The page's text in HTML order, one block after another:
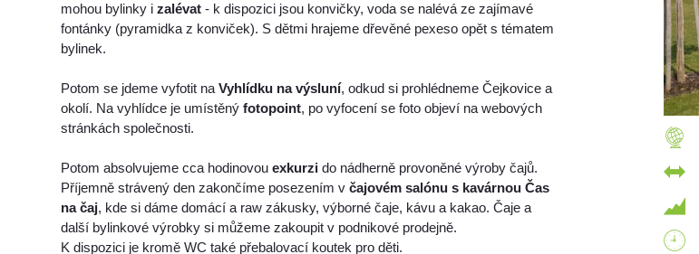
mohou bylinky izalévat - k dispozici jsou konvičky, voda se nalévá ze zajímavé
fontánky (pyramidka z konviček). S dětmi hrajeme dřevěné pexeso opět s tématem
bylinek.
Potom se jdeme vyfotit naVyhlídku na výsluní, odkud si prohlédneme Čejkovice a
okolí. Na vyhlídce je umístěnýfotopoint, po vyfocení se foto objeví na webových
stránkách společnosti.
Potom absolvujeme cca hodinovouexkurzi do nádherně provoněné výroby čajů.
Příjemně strávený den zakončíme posezením včajovém salónu s kavárnou Čas
na čaj, kde si dáme domácí a raw zákusky, výborné čaje, kávu a kakao. Čaje a
další bylinkové výrobky si můžeme zakoupit v podnikové prodejně.
K dispozici je kromě WC také přebalovací koutek pro děti.